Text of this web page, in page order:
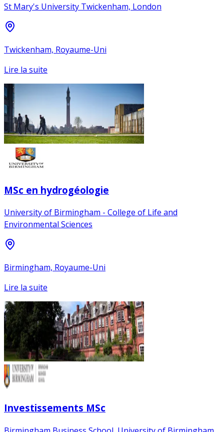
St Mary's University Twickenham, London
Twickenham, Royaume-Uni
Lire la suite
MSc en hydrogéologie
University of Birmingham - College of Life and
Environmental Sciences
Birmingham, Royaume-Uni
Lire la suite
Investissements MSc